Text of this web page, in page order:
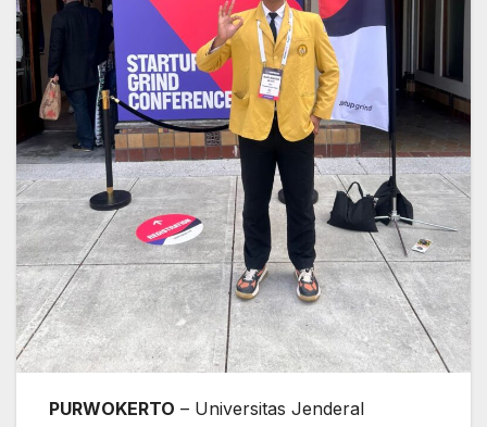
PURWOKERTO – Universitas Jenderal